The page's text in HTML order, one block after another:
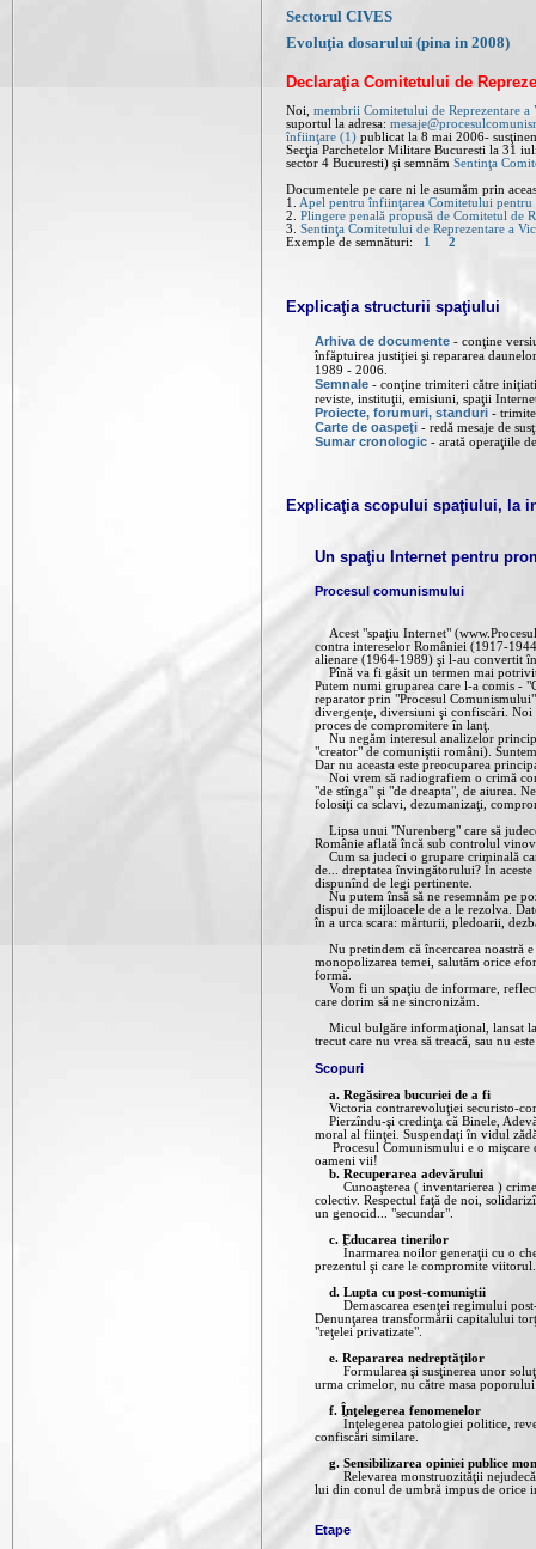
Sectorul CIVES
Evoluţia dosarului (pina in 2008)
Declaraţia Comitetului de
Noi, membrii Comitetului de Reprezentare
suportul la adresa:
înfiinţare (1) publicat la 8 mai 2006-
Secţia Parchetelor Militare Bucuresti la 31
sector 4 Bucuresti) şi semnăm Sentinţa
Documentele pe care ni le asumăm prin
1. Apel pentru înfiinţarea Comitetului
2. Plingere penală propusă de Comitetul de
3. Sentinţa Comitetului de Reprezentare a
Exemple de semnături: 1 2
Explicaţia structurii spaţiului
Arhiva de documente - conţine
înfăptuirea justiţiei şi repararea
1989 - 2006.
Semnale - conţine trimiteri către
reviste, instituţii, emisiuni, spaţii
Proiecte, forumuri, standuri -
Carte de oaspeţi - redă mesaje de
Sumar cronologic - arată operaţiile
Explicaţia scopului spaţiului, la
Un spaţiu Internet pentru
Procesul comunismului
Acest "spaţiu Internet"
contra intereselor României (1917-
alienare (1964-1989) şi l-au convertit
Pînă va fi găsit un termen mai
Putem numi gruparea care l-a comis -
reparator prin "Procesul
divergenţe, diversiuni şi confiscări.
proces de compromitere în lanţ.
Nu negăm interesul analizelor
"creator" de comuniştii români).
Dar nu aceasta este preocuparea
Noi vrem să radiografiem o crimă
"de stînga" şi "de dreapta", de aiurea.
folosiţi ca sclavi, dezumanizaţi,
Lipsa unui "Nurenberg" care să
Românie aflată încă sub controlul
Cum sa judeci o grupare criminală
de... dreptatea învingătorului? În
dispunînd de legi pertinente.
Nu putem însă să ne resemnăm pe
dispui de mijloacele de a le rezolva.
în a urca scara: mărturii, pledoarii,
Nu pretindem că încercarea noastră
monopolizarea temei, salutăm orice
formă.
Vom fi un spaţiu de informare,
care dorim să ne sincronizăm.
Micul bulgăre informaţional, lansat la
trecut care nu vrea să treacă, sau nu
Scopuri
a. Regăsirea bucuriei de a fi
Victoria contrarevoluţiei securisto-
Pierzîndu-şi credinţa că Binele,
moral al fiinţei. Suspendaţi în vidul
Procesul Comunismului e o mişcare
oameni vii!
b. Recuperarea adevărului
Cunoaşterea ( inventarierea )
colectiv. Respectul faţă de noi,
un genocid... "secundar".
c. Educarea tinerilor
Înarmarea noilor generaţii cu o
prezentul şi care le compromite
d. Lupta cu post-comuniştii
Demascarea esenţei regimului post-
Denunţarea transformării capitalului
"reţelei privatizate".
e. Repararea nedreptăţilor
Formularea şi susţinerea unor soluţii
urma crimelor, nu către masa
f. Înţelegerea fenomenelor
Înţelegerea patologiei politice,
confiscări similare.
g. Sensibilizarea opiniei publice
Relevarea monstruozităţii nejudecării
lui din conul de umbră impus de orice
Etape